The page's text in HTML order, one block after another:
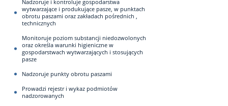
Nadzoruje i kontroluje gospodarstwa
wytwarzające i produkujące pasze, w punktach
obrotu paszami oraz zakładach pośrednich ,
technicznych
Monitoruje poziom substancji niedozwolonych
oraz określa warunki higieniczne w
gospodarstwach wytwarzających i stosujących
pasze
Nadzoruje punkty obrotu paszami
Prowadzi rejestr i wykaz podmiotów
nadzorowanych